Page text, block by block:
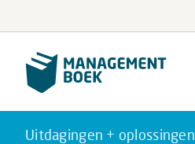
Uitdagingen + oplossingen